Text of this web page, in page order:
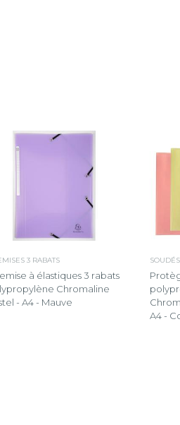
3 RABATS
à élastiques 3 rabats
Chromaline
- A4 - Mauve
SOUDÉS
A4 -